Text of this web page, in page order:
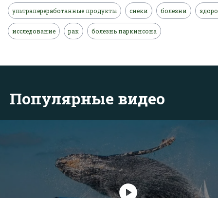
ультрапереработанные продукты снеки болезни
исследование рак болезнь паркинсона
Популярные видео